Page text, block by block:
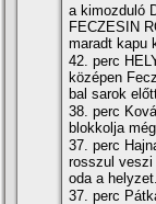
a kimozduló
FECZESIN
maradt kapu
42. perc
középen
bal sarok
38. perc
blokkolja
37. perc
rosszul veszi
oda a helyzet.
37. perc